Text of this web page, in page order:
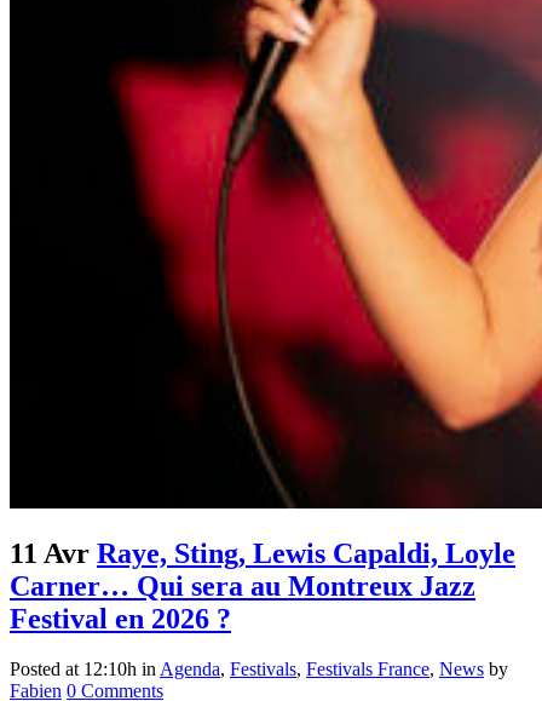
11 Avr Raye, Sting, Lewis Capaldi, Loyle
Carner… Qui sera au Montreux Jazz
Festival en 2026 ?
Posted at 12:10h inAgenda, Festivals, Festivals France, News by
Fabien 0 Comments